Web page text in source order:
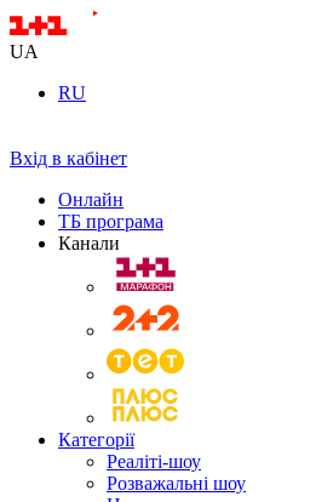
UA
RU
Вхід в кабінет
Онлайн
ТБ програма
Канали
Категорії
Реаліті-шоу
Розважальні шоу